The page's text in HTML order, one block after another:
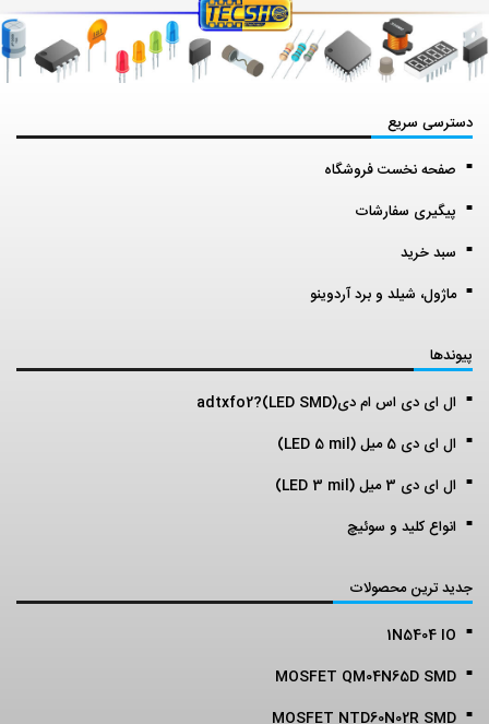
دسترسی سریع
صفحه نخست فروشگاه
پیگیری سفارشات
سبد خرید
ماژول، شیلد و برد آردوینو
پیوندها
ال ای دی اس ام دی(LED SMD)?adtxfo2
ال ای دی 5 میل (LED 5 mil)
ال ای دی 3 میل (LED 3 mil)
انواع کلید و سوئیچ
جدید ترین محصولات
1N5404 IO
MOSFET QM04N65D SMD
MOSFET NTD60N02R SMD